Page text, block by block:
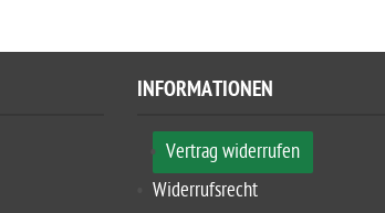
INFORMATIONEN
Vertrag widerrufen
Widerrufsrecht